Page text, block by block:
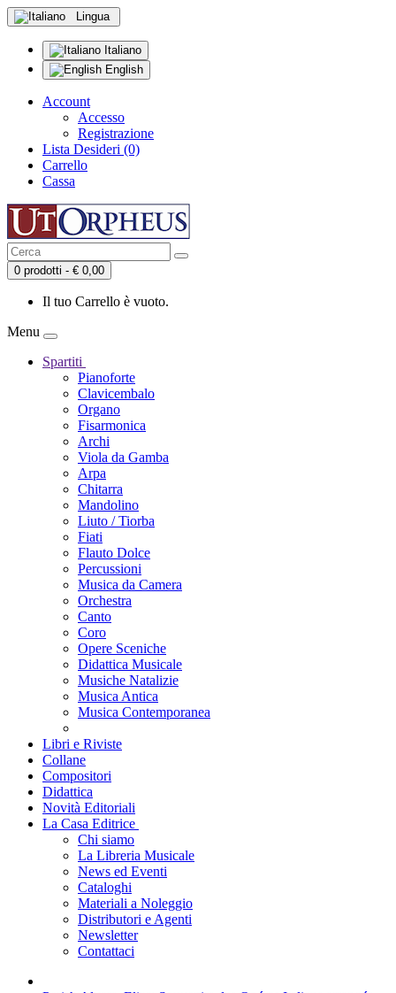
Lingua
Italiano
English
Account
Accesso
Registrazione
Lista Desideri (0)
Carrello
Cassa
0 prodotti - € 0,00
Il tuo Carrello è vuoto.
Menu
Spartiti
Pianoforte
Clavicembalo
Organo
Fisarmonica
Archi
Viola da Gamba
Arpa
Chitarra
Mandolino
Liuto / Tiorba
Fiati
Flauto Dolce
Percussioni
Musica da Camera
Orchestra
Canto
Coro
Opere Sceniche
Didattica Musicale
Musiche Natalizie
Musica Antica
Musica Contemporanea
Libri e Riviste
Collane
Compositori
Didattica
Novità Editoriali
La Casa Editrice
Chi siamo
La Libreria Musicale
News ed Eventi
Cataloghi
Materiali a Noleggio
Distributori e Agenti
Newsletter
Contattaci